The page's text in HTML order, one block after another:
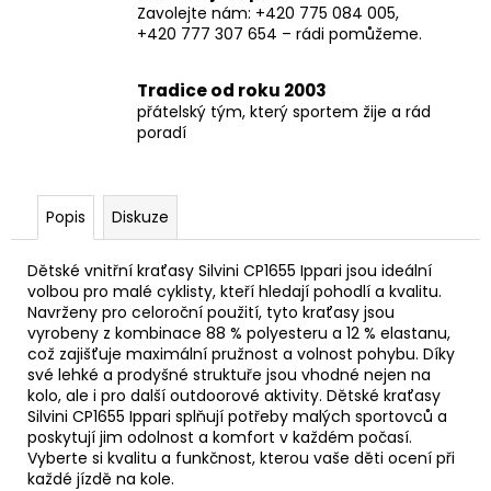
Zavolejte nám: +420 775 084 005,
+420 777 307 654 – rádi pomůžeme.
Tradice od roku 2003
přátelský tým, který sportem žije a rád
poradí
Popis Diskuze
Dětské vnitřní kraťasy Silvini CP1655 Ippari jsou ideální
volbou pro malé cyklisty, kteří hledají pohodlí a kvalitu.
Navrženy pro celoroční použití, tyto kraťasy jsou
vyrobeny z kombinace 88 % polyesteru a 12 % elastanu,
což zajišťuje maximální pružnost a volnost pohybu. Díky
své lehké a prodyšné struktuře jsou vhodné nejen na
kolo, ale i pro další outdoorové aktivity. Dětské kraťasy
Silvini CP1655 Ippari splňují potřeby malých sportovců a
poskytují jim odolnost a komfort v každém počasí.
Vyberte si kvalitu a funkčnost, kterou vaše děti ocení při
každé jízdě na kole.